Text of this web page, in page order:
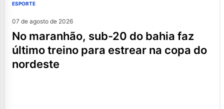
ESPORTE
07 de agosto de 2026
no maranhão, sub-20 do bahia faz
último treino para estrear na copa do
nordeste